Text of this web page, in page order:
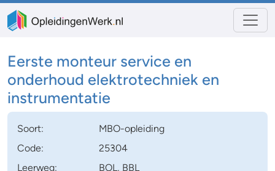
Eerste monteur service en
onderhoud elektrotechniek en
instrumentatie
Soort:
MBO-opleiding
Code:
25304
Leerweg:
BOL, BBL